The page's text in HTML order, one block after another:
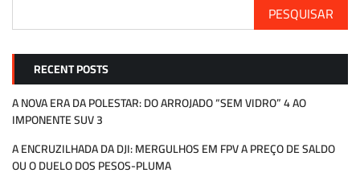
PESQUISAR
RECENT POSTS
A NOVA ERA DA POLESTAR: DO ARROJADO “SEM VIDRO” 4 AO
IMPONENTE SUV 3
A ENCRUZILHADA DA DJI: MERGULHOS EM FPV A PREÇO DE SALDO
OU O DUELO DOS PESOS-PLUMA